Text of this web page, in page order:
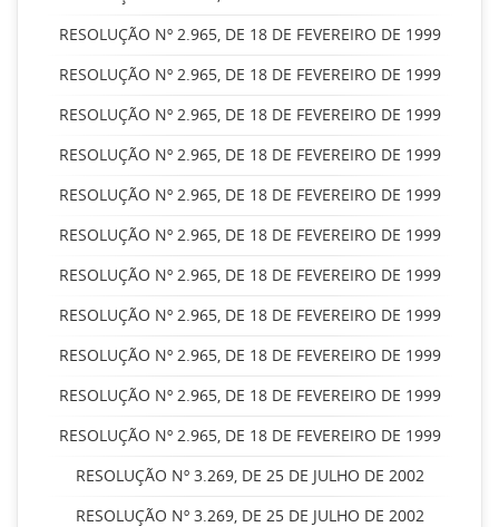
RESOLUÇÃO Nº 2.965, DE 18 DE FEVEREIRO DE 1999
RESOLUÇÃO Nº 2.965, DE 18 DE FEVEREIRO DE 1999
RESOLUÇÃO Nº 2.965, DE 18 DE FEVEREIRO DE 1999
RESOLUÇÃO Nº 2.965, DE 18 DE FEVEREIRO DE 1999
RESOLUÇÃO Nº 2.965, DE 18 DE FEVEREIRO DE 1999
RESOLUÇÃO Nº 2.965, DE 18 DE FEVEREIRO DE 1999
RESOLUÇÃO Nº 2.965, DE 18 DE FEVEREIRO DE 1999
RESOLUÇÃO Nº 2.965, DE 18 DE FEVEREIRO DE 1999
RESOLUÇÃO Nº 2.965, DE 18 DE FEVEREIRO DE 1999
RESOLUÇÃO Nº 2.965, DE 18 DE FEVEREIRO DE 1999
RESOLUÇÃO Nº 2.965, DE 18 DE FEVEREIRO DE 1999
RESOLUÇÃO Nº 3.269, DE 25 DE JULHO DE 2002
RESOLUÇÃO Nº 3.269, DE 25 DE JULHO DE 2002